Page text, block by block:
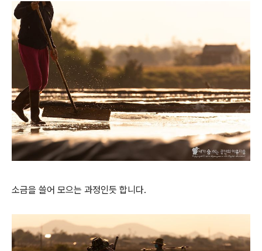
소금을 쓸어 모으는 과정인듯 합니다.